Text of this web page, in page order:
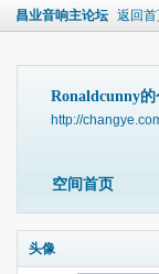
昌业音响主论坛 返回
Ronaldcunny的
http://
空间首页
头像